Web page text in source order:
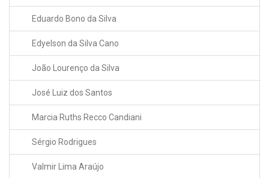
Eduardo Bono da Silva
Edyelson da Silva Cano
João Lourenço da Silva
José Luiz dos Santos
Marcia Ruths Recco Candiani
Sérgio Rodrigues
Valmir Lima Araújo